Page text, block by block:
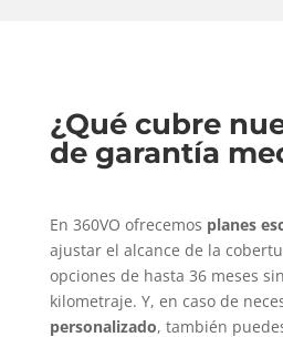
¿Qué cubre
de garantía
En 360VO ofrecemos planes
ajustar el alcance de la
opciones de hasta 36 meses
kilometraje. Y, en caso de
personalizado, también